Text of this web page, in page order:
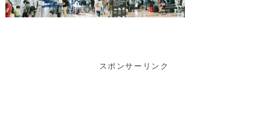
スポンサーリンク